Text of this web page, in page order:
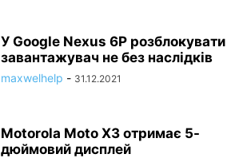
У Google Nexus 6P розблокувати
завантажувач не без наслідків
maxwelhelp - 31.12.2021
Motorola Moto X3 отримає 5-
дюймовий дисплей